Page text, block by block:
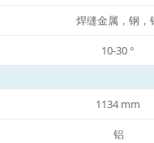
焊缝金属，钢，
10-30 °
1134 mm
铝